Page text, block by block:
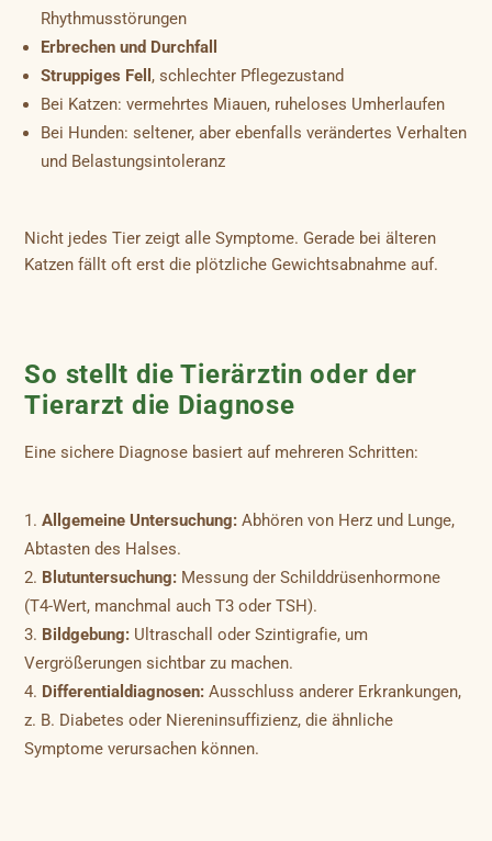
Rhythmusstörungen
Erbrechen und Durchfall
Struppiges Fell , schlechter Pflegezustand
Bei Katzen: vermehrtes Miauen, ruheloses Umherlaufen
Bei Hunden: seltener, aber ebenfalls verändertes Verhalten
und Belastungsintoleranz
Nicht jedes Tier zeigt alle Symptome. Gerade bei älteren
Katzen fällt oft erst die plötzliche Gewichtsabnahme auf.
So stellt die Tierärztin oder der
Tierarzt die Diagnose
Eine sichere Diagnose basiert auf mehreren Schritten:
Allgemeine Untersuchung: Abhören von Herz und Lunge,
Abtasten des Halses.
Blutuntersuchung: Messung der Schilddrüsenhormone
(T4-Wert, manchmal auch T3 oder TSH).
Bildgebung: Ultraschall oder Szintigrafie, um
Vergrößerungen sichtbar zu machen.
Differentialdiagnosen: Ausschluss anderer Erkrankungen,
z. B. Diabetes oder Niereninsuffizienz, die ähnliche
Symptome verursachen können.